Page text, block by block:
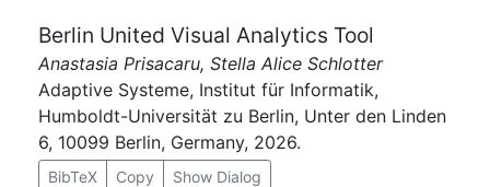
Berlin United Visual Analytics Tool
Anastasia Prisacaru, Stella Alice Schlotter
Adaptive Systeme, Institut für Informatik,
Humboldt-Universität zu Berlin, Unter den Linden
6, 10099 Berlin, Germany, 2026.
BibTeX Copy Show Dialog